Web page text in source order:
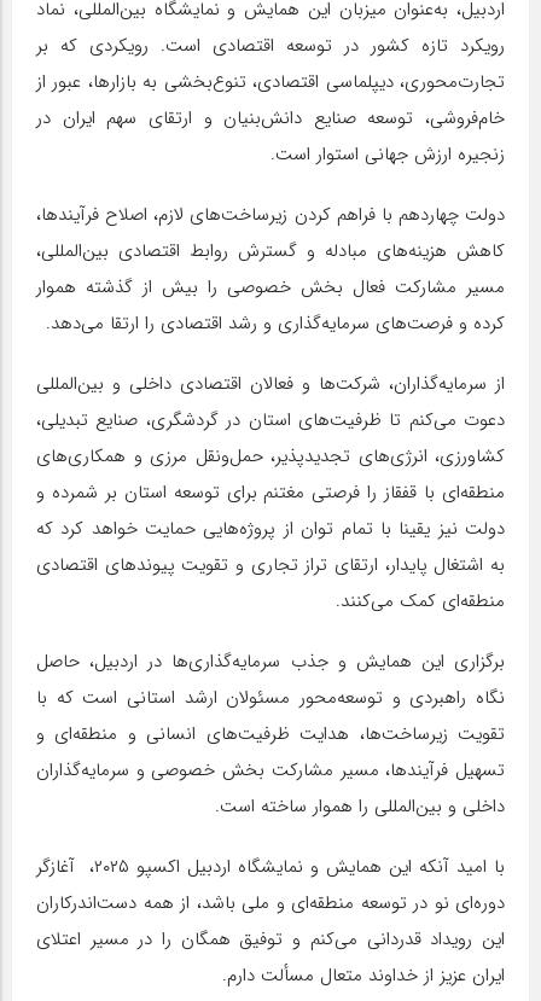
اردبیل، به‌عنوان میزبان این همایش و نمایشگاه بین‌المللی، نماد
رویکرد تازه کشور در توسعه اقتصادی است. رویکردی که بر
تجارت‌محوری، دیپلماسی اقتصادی، تنوع‌بخشی به بازارها، عبور از
خام‌فروشی، توسعه صنایع دانش‌بنیان و ارتقای سهم ایران در
زنجیره ارزش جهانی استوار است.
دولت چهاردهم با فراهم کردن زیرساخت‌های لازم، اصلاح فرآیندها،
کاهش هزینه‌های مبادله و گسترش روابط اقتصادی بین‌المللی،
مسیر مشارکت فعال بخش خصوصی را بیش از گذشته هموار
کرده و فرصت‌های سرمایه‌گذاری و رشد اقتصادی را ارتقا می‌دهد.
از سرمایه‌گذاران، شرکت‌ها و فعالان اقتصادی داخلی و بین‌المللی
دعوت می‌کنم تا ظرفیت‌های استان در گردشگری، صنایع تبدیلی،
کشاورزی، انرژی‌های تجدیدپذیر، حمل‌ونقل مرزی و همکاری‌های
منطقه‌ای با قفقاز را فرصتی مغتنم برای توسعه استان بر شمرده و
دولت نیز یقینا با تمام توان از پروژه‌هایی حمایت خواهد کرد که
به اشتغال پایدار، ارتقای تراز تجاری و تقویت پیوندهای اقتصادی
منطقه‌ای کمک می‌کنند.
برگزاری این همایش و جذب سرمایه‌گذاری‌ها در اردبیل، حاصل
نگاه راهبردی و توسعه‌محور مسئولان ارشد استانی است که با
تقویت زیرساخت‌ها، هدایت ظرفیت‌های انسانی و منطقه‌ای و
تسهیل فرآیندها، مسیر مشارکت بخش خصوصی و سرمایه‌گذاران
داخلی و بین‌المللی را هموار ساخته است.
با امید آنکه این همایش و نمایشگاه اردبیل اکسپو ۲۰۲۵، آغازگر
دوره‌ای نو در توسعه منطقه‌ای و ملی باشد، از همه دست‌اندرکاران
این رویداد قدردانی می‌کنم و توفیق همگان را در مسیر اعتلای
ایران عزیز از خداوند متعال مسألت دارم.